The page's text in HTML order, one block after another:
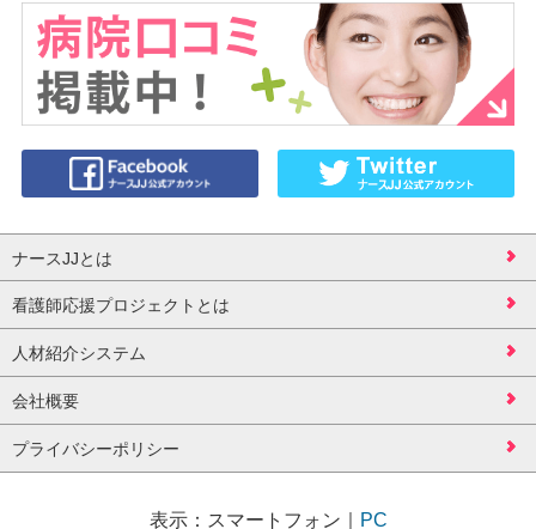
ナースJJとは
看護師応援プロジェクトとは
人材紹介システム
会社概要
プライバシーポリシー
表示： スマートフォン PC